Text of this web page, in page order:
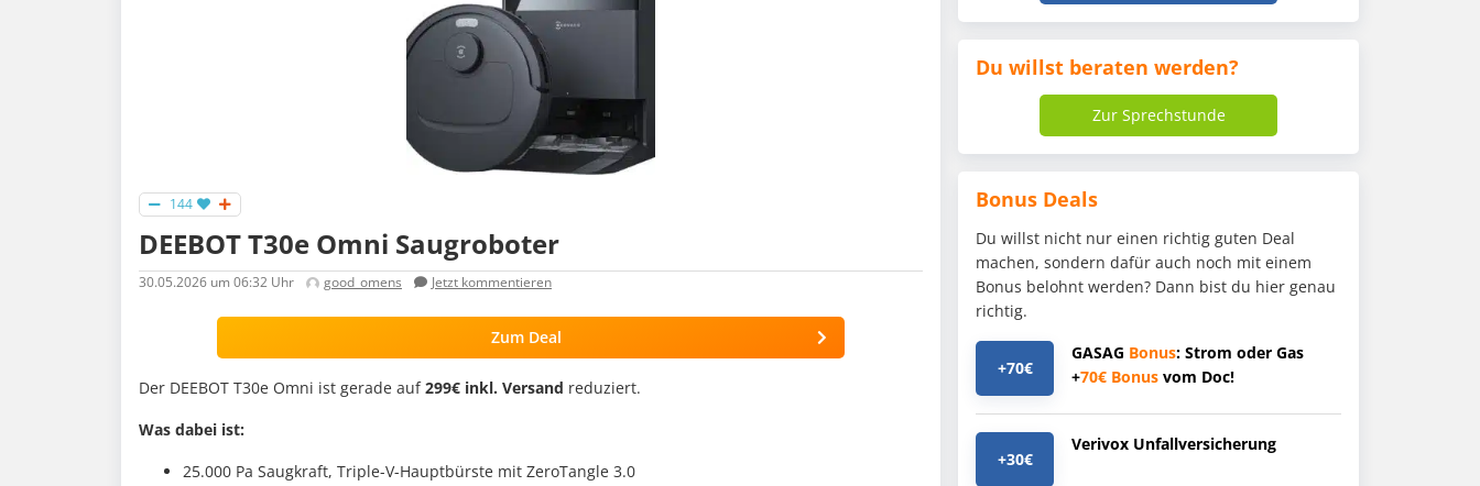
144
DEEBOT T30e Omni Saugroboter
30.05.2026 um 06:32 Uhr good_omens Jetzt kommentieren
Zum Deal
Der DEEBOT T30e Omni ist gerade auf299€ inkl. Versand reduziert.
Was dabei ist:
25.000 Pa Saugkraft, Triple-V-Hauptbürste mit ZeroTangle 3.0
Du willst beraten werden?
Zur Sprechstunde
Bonus Deals
Du willst nicht nur einen richtig guten Deal
machen, sondern dafür auch noch mit einem
Bonus belohnt werden? Dann bist du hier genau
richtig.
+70€
GASAG Bonus: Strom oder Gas
+70€ Bonus vom Doc!
+30€
Verivox Unfallversicherung